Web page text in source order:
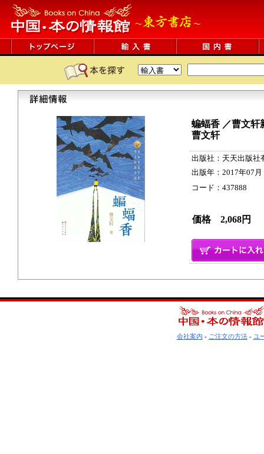
蝙蝠香 ／曹文轩
曹文轩
出版社：天天出版社
出版年：2017年07月
コード：437888
価格 2,068円
会社案内 - ご注文の方法- ユ